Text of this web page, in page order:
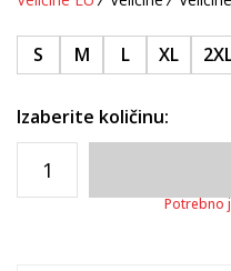
S M L XL
Izaberite količinu:
Potrebno